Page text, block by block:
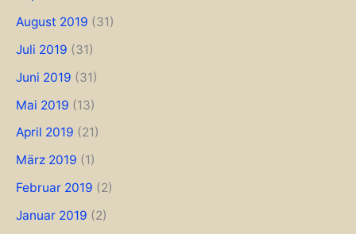
August 2019 (31)
Juli 2019 (31)
Juni 2019 (31)
Mai 2019 (13)
April 2019 (21)
März 2019 (1)
Februar 2019 (2)
Januar 2019 (2)